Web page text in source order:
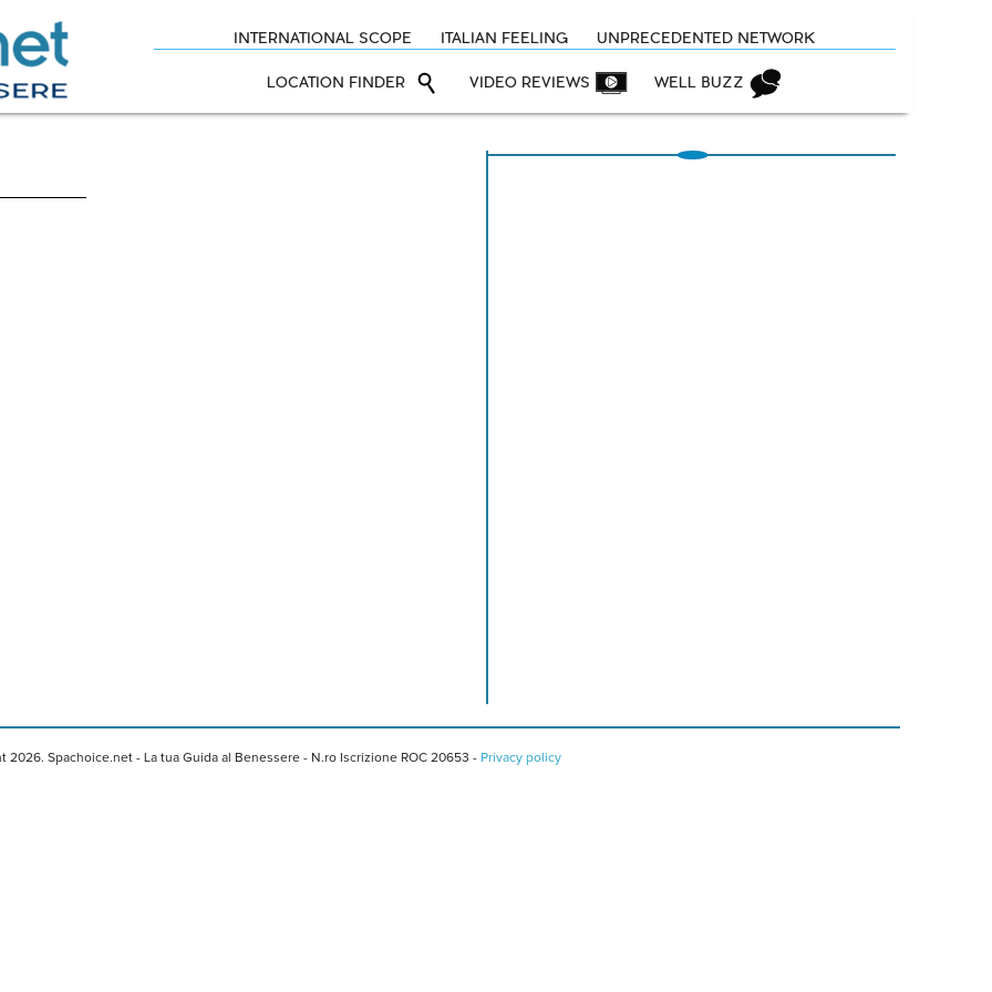
INTERNATIONAL SCOPE ITALIAN FEELING UNPRECEDENTED NETWORK
LOCATION FINDER VIDEO REVIEWS WELL BUZZ
2026. Spachoice.net - La tua Guida al Benessere - N.ro Iscrizione ROC 20653 - Privacy policy